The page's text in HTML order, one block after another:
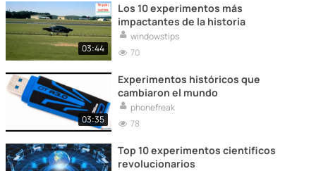
03:44
Los 10 experimentos más
impactantes de la historia
windowstips
70
03:35
Experimentos históricos que
cambiaron el mundo
phonefreak
78
Top 10 experimentos científicos
revolucionarios